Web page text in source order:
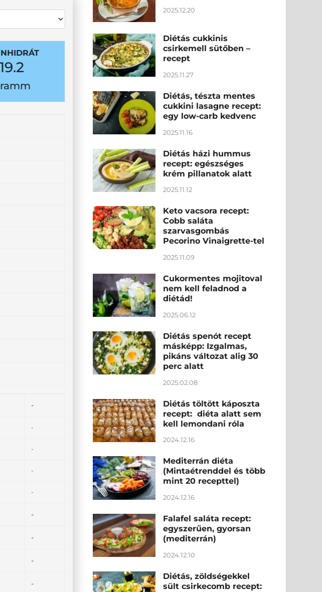
19.2
-
-
-
-
-
-
-
-
-
2025.12.20
Diétás cukkinis
csirkemell sütőben –
recept
2025.11.27
Diétás, tészta mentes
cukkini lasagne recept:
egy low-carb kedvenc
2025.11.16
Diétás házi hummus
recept: egészséges
krém pillanatok alatt
2025.11.12
Keto vacsora recept:
Cobb saláta
szarvasgombás
Pecorino Vinaigrette-tel
2025.11.09
Cukormentes mojitoval
nem kell feladnod a
diétád!
2025.06.12
Diétás spenót recept
másképp: Izgalmas,
pikáns változat alig 30
perc alatt
2025.02.08
Diétás töltött káposzta
recept: diéta alatt sem
kell lemondani róla
2024.12.16
Mediterrán diéta
(Mintaétrenddel és több
mint 20 recepttel)
2024.12.16
Falafel saláta recept:
egyszerűen, gyorsan
(mediterrán)
2024.12.10
Diétás, zöldségekkel
sült csirkecomb recept: